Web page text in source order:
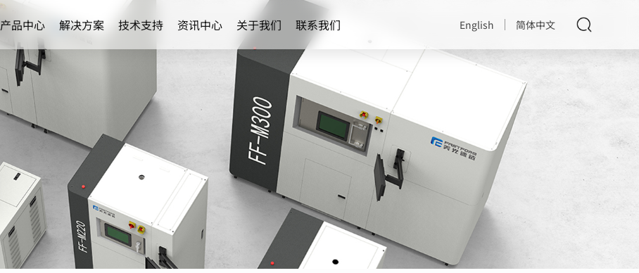
产品中心 解决方案 技术支持 资讯中心 关于我们 联系我们 English 简体中文